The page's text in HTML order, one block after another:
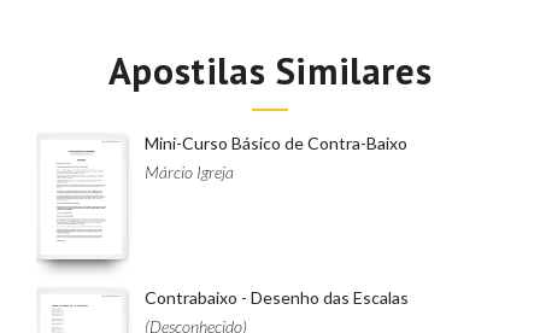
Apostilas Similares
Mini-Curso Básico de Contra-Baixo
Márcio Igreja
Contrabaixo - Desenho das Escalas
(Desconhecido)